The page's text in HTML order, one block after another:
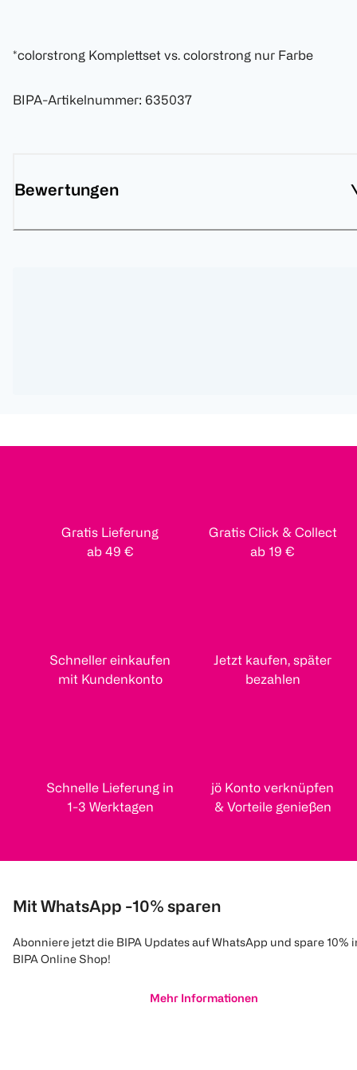
*colorstrong Komplettset vs. colorstrong nur Farbe
BIPA-Artikelnummer: 635037
Bewertungen
Gratis Lieferung
ab 49 €
Gratis Click & Collect
ab 19 €
Schneller einkaufen
mit Kundenkonto
Jetzt kaufen, später
bezahlen
Schnelle Lieferung in
1-3 Werktagen
jö Konto verknüpfen
& Vorteile genießen
Mit WhatsApp -10% sparen
Abonniere jetzt die BIPA Updates auf WhatsApp und spare 10%
BIPA Online Shop!
Mehr Informationen